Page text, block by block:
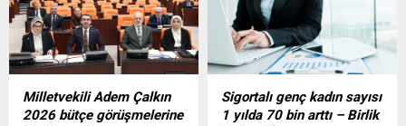
yönetmelikte değişiklik
yapıldı Yeni düzenlemeyle
bitkisel ürünlerin
depolanarak muhafaza
edildiği alanlar ile gıda
işletmelerinde zararlı
artırılmasında etkili bir yol
haritası sunduğunu belirtti.
Paylaşıma göre, okul öncesi
eğitimde okullaşma oranı
daha önce yüzde 70
seviyesindeyken, yürütülen
Milletvekili Adem Çalkın
2026 bütçe görüşmelerine
Sigortalı genç kadın sayısı
1 yılda 70 bin arttı – Birlik